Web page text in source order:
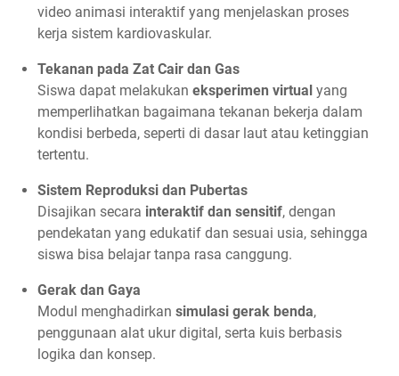
video animasi interaktif yang menjelaskan proses
kerja sistem kardiovaskular.
Tekanan pada Zat Cair dan Gas
Siswa dapat melakukan eksperimen virtual yang
memperlihatkan bagaimana tekanan bekerja dalam
kondisi berbeda, seperti di dasar laut atau ketinggian
tertentu.
Sistem Reproduksi dan Pubertas
Disajikan secara interaktif dan sensitif, dengan
pendekatan yang edukatif dan sesuai usia, sehingga
siswa bisa belajar tanpa rasa canggung.
Gerak dan Gaya
Modul menghadirkan simulasi gerak benda,
penggunaan alat ukur digital, serta kuis berbasis
logika dan konsep.